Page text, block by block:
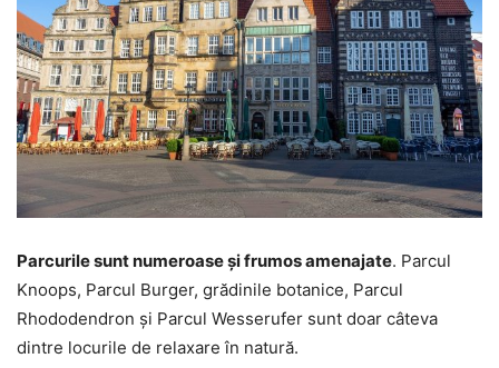
Parcurile sunt numeroase și frumos amenajate. Parcul
Knoops, Parcul Burger, grădinile botanice, Parcul
Rhododendron și Parcul Wesserufer sunt doar câteva
dintre locurile de relaxare în natură.